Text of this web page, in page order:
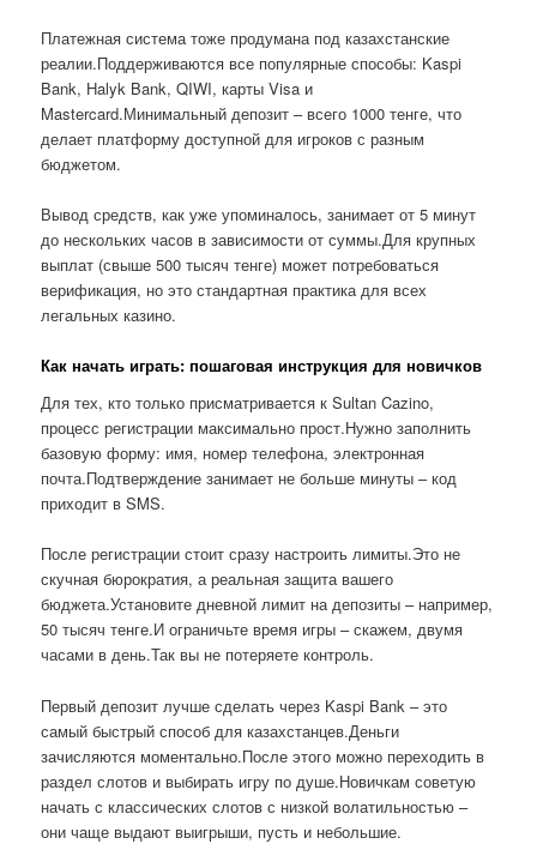
Платежная система тоже продумана под казахстанские
реалии.Поддерживаются все популярные способы: Kaspi
Bank, Halyk Bank, QIWI, карты Visa и
Mastercard.Минимальный депозит – всего 1000 тенге, что
делает платформу доступной для игроков с разным
бюджетом.
Вывод средств, как уже упоминалось, занимает от 5 минут
до нескольких часов в зависимости от суммы.Для крупных
выплат (свыше 500 тысяч тенге) может потребоваться
верификация, но это стандартная практика для всех
легальных казино.
Как начать играть: пошаговая инструкция для новичков
Для тех, кто только присматривается к Sultan Cazino,
процесс регистрации максимально прост.Нужно заполнить
базовую форму: имя, номер телефона, электронная
почта.Подтверждение занимает не больше минуты – код
приходит в SMS.
После регистрации стоит сразу настроить лимиты.Это не
скучная бюрократия, а реальная защита вашего
бюджета.Установите дневной лимит на депозиты – например,
50 тысяч тенге.И ограничьте время игры – скажем, двумя
часами в день.Так вы не потеряете контроль.
Первый депозит лучше сделать через Kaspi Bank – это
самый быстрый способ для казахстанцев.Деньги
зачисляются моментально.После этого можно переходить в
раздел слотов и выбирать игру по душе.Новичкам советую
начать с классических слотов с низкой волатильностью –
они чаще выдают выигрыши, пусть и небольшие.